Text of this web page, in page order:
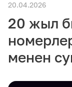
Жеке
Ишкердик
Байланыш
20.04.2026
20 жыл
менен